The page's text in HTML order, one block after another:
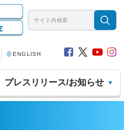
ENGLISH
プレスリリース/お知らせ